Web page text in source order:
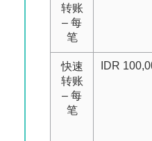
转账
– 每
笔
快速
转账
– 每
笔
IDR